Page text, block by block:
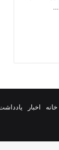
خانه اخبار